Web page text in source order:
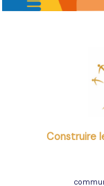
Construire